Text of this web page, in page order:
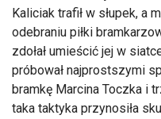
Kaliciak trafił w słupek, a
odebraniu piłki
zdołał umieścić jej w
próbował najprostszymi
bramkę Marcina Toczka i
taka taktyka przynosiła